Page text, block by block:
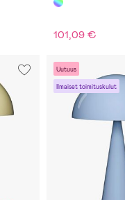
101,09 €
Uutuus
Ilmaiset toimituskulut